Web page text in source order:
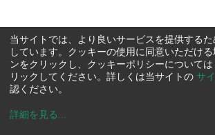
当サイトでは、より良いサービスを提供する
しています。クッキーの使用に同意いただけ
ンをクリックし、クッキーポリシーについて
リックしてください。詳しくは当サイトの サ
認ください。
詳細を見る ...